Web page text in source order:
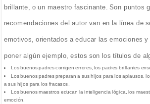
brillante, o un maestro fascinante. Son puntos
recomendaciones del autor van en la línea de
emotivos, orientados a educar las emociones
poner algún ejemplo, estos son los títulos de
Los buenos padres corrigen errores, los padres brillantes
Los buenos padres preparan a sus hijos para los aplausos,
a sus hijos para los fracasos.
Los buenos maestros educan la inteligencia lógica, los
emoción.